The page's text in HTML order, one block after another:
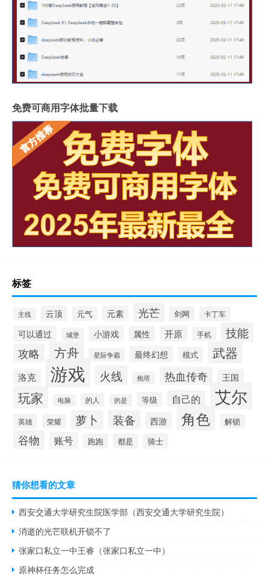
免费可商用字体批量下载
标签
主线 云顶 元气 元素 光芒 剑网 卡丁车
可以通过 城堡 小游戏 属性 开原 手机 技能
攻略 方舟 星际争霸 最终幻想 模式 武器
洛克 游戏 火线 炮塔 热血传奇 王国
玩家 电脑 的人 的是 等级 自己的 艾尔
英雄 荣耀 萝卜 装备 西游 角色 解锁
谷物 账号 跑跑 都是 骑士
猜你想看的文章
西安交通大学研究生院医学部（西安交通大学研究生院）
消逝的光芒联机开锁不了
张家口私立一中王睿（张家口私立一中）
原神杯任务怎么完成